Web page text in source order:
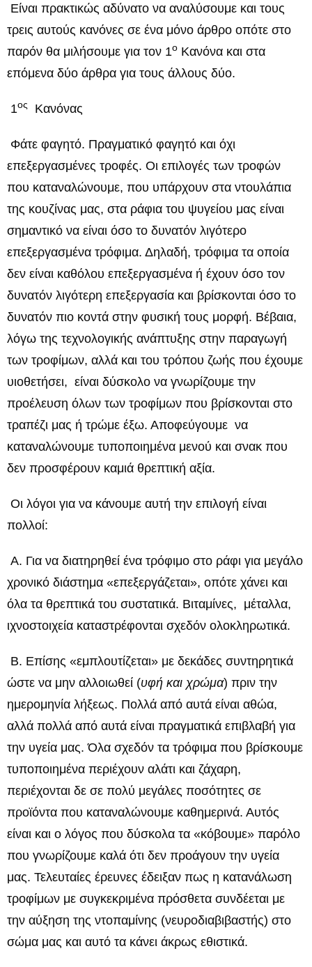
Είναι πρακτικώς αδύνατο να αναλύσουμε και τους
τρεις αυτούς κανόνες σε ένα μόνο άρθρο οπότε στο
παρόν θα μιλήσουμε για τον 1ο Κανόνα και στα
επόμενα δύο άρθρα για τους άλλους δύο.
1ος Κανόνας
Φάτε φαγητό. Πραγματικό φαγητό και όχι
επεξεργασμένες τροφές. Οι επιλογές των τροφών
που καταναλώνουμε, που υπάρχουν στα ντουλάπια
της κουζίνας μας, στα ράφια του ψυγείου μας είναι
σημαντικό να είναι όσο το δυνατόν λιγότερο
επεξεργασμένα τρόφιμα. Δηλαδή, τρόφιμα τα οποία
δεν είναι καθόλου επεξεργασμένα ή έχουν όσο τον
δυνατόν λιγότερη επεξεργασία και βρίσκονται όσο το
δυνατόν πιο κοντά στην φυσική τους μορφή. Βέβαια,
λόγω της τεχνολογικής ανάπτυξης στην παραγωγή
των τροφίμων, αλλά και του τρόπου ζωής που έχουμε
υιοθετήσει, είναι δύσκολο να γνωρίζουμε την
προέλευση όλων των τροφίμων που βρίσκονται στο
τραπέζι μας ή τρώμε έξω. Αποφεύγουμε να
καταναλώνουμε τυποποιημένα μενού και σνακ που
δεν προσφέρουν καμιά θρεπτική αξία.
Οι λόγοι για να κάνουμε αυτή την επιλογή είναι
πολλοί:
Α. Για να διατηρηθεί ένα τρόφιμο στο ράφι για μεγάλο
χρονικό διάστημα «επεξεργάζεται», οπότε χάνει και
όλα τα θρεπτικά του συστατικά. Βιταμίνες, μέταλλα,
ιχνοστοιχεία καταστρέφονται σχεδόν ολοκληρωτικά.
Β. Επίσης «εμπλουτίζεται» με δεκάδες συντηρητικά
ώστε να μην αλλοιωθεί (υφή και χρώμα) πριν την
ημερομηνία λήξεως. Πολλά από αυτά είναι αθώα,
αλλά πολλά από αυτά είναι πραγματικά επιβλαβή για
την υγεία μας. Όλα σχεδόν τα τρόφιμα που βρίσκουμε
τυποποιημένα περιέχουν αλάτι και ζάχαρη,
περιέχονται δε σε πολύ μεγάλες ποσότητες σε
προϊόντα που καταναλώνουμε καθημερινά. Αυτός
είναι και ο λόγος που δύσκολα τα «κόβουμε» παρόλο
που γνωρίζουμε καλά ότι δεν προάγουν την υγεία
μας. Τελευταίες έρευνες έδειξαν πως η κατανάλωση
τροφίμων με συγκεκριμένα πρόσθετα συνδέεται με
την αύξηση της ντοπαμίνης (νευροδιαβιβαστής) στο
σώμα μας και αυτό τα κάνει άκρως εθιστικά.